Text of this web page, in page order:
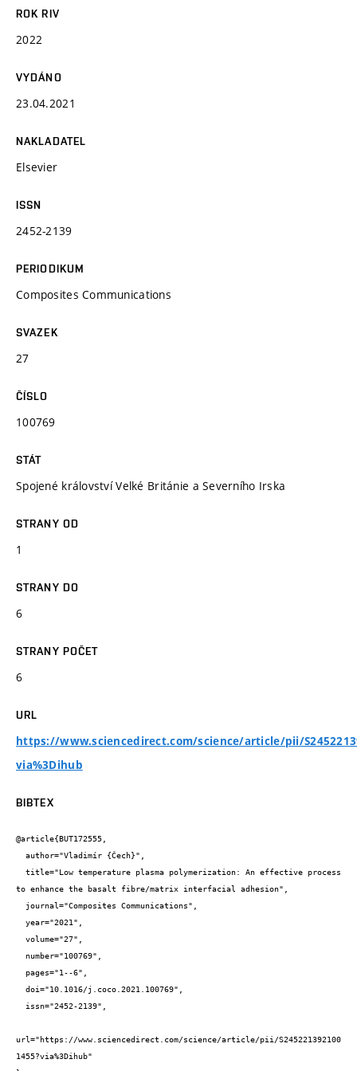
ROK RIV
2022
VYDÁNO
23.04.2021
NAKLADATEL
Elsevier
ISSN
2452-2139
PERIODIKUM
Composites Communications
SVAZEK
27
ČÍSLO
100769
STÁT
Spojené království Velké Británie a Severního Irska
STRANY OD
1
STRANY DO
6
STRANY POČET
6
URL
https://www.sciencedirect.com/science/article/pii/
via%3Dihub
BIBTEX
@article{BUT172555,
to enhance the basalt fibre/matrix interfacial adhesion",
url="https://www.sciencedirect.com/science/article/pii/S245221392100
1455?via%3Dihub"